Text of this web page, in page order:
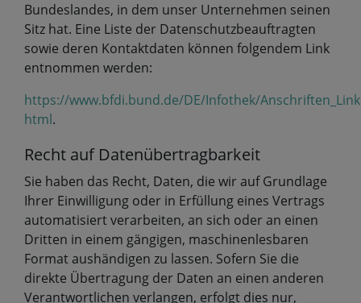
Bundeslandes, in dem unser Unternehmen seinen
Sitz hat. Eine Liste der Datenschutzbeauftragten
sowie deren Kontaktdaten können folgendem Link
entnommen werden:
https://www.bfdi.bund.de/DE/Infothek/
html.
Recht auf Datenübertragbarkeit
Sie haben das Recht, Daten, die wir auf Grundlage
Ihrer Einwilligung oder in Erfüllung eines Vertrags
automatisiert verarbeiten, an sich oder an einen
Dritten in einem gängigen, maschinenlesbaren
Format aushändigen zu lassen. Sofern Sie die
direkte Übertragung der Daten an einen anderen
Verantwortlichen verlangen, erfolgt dies nur,